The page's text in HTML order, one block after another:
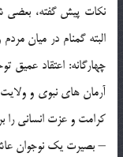
نکات پيش گفته، بعضي
البته گمنام در ميان
چهارگانه: اعتقاد عميق
آرمان هاي نبوي و
کرامت و عزت انساني را
– بصيرت يک نوجوان